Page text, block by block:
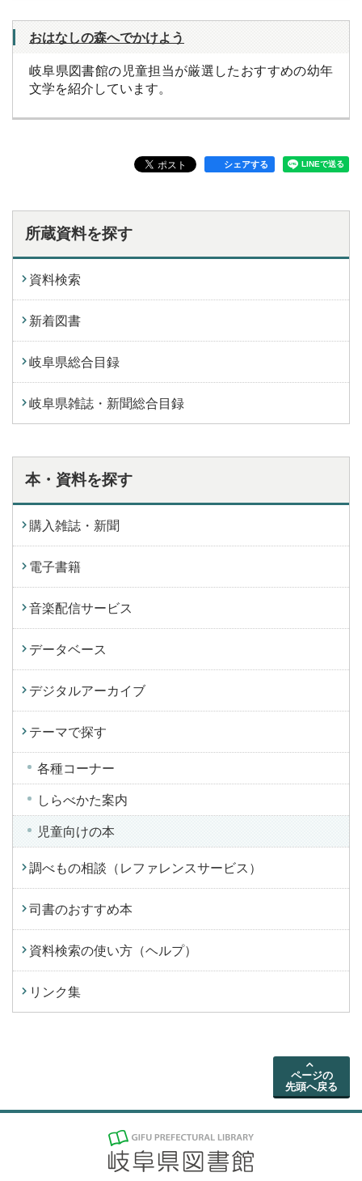
おはなしの森へでかけよう
岐阜県図書館の児童担当が厳選したおすすめの幼年
文学を紹介しています。
シェアする
所蔵資料を探す
資料検索
新着図書
岐阜県総合目録
岐阜県雑誌・新聞総合目録
本・資料を探す
購入雑誌・新聞
電子書籍
音楽配信サービス
データベース
デジタルアーカイブ
テーマで探す
各種コーナー
しらべかた案内
児童向けの本
調べもの相談（レファレンスサービス）
司書のおすすめ本
資料検索の使い方（ヘルプ）
リンク集
ページの
先頭へ戻る